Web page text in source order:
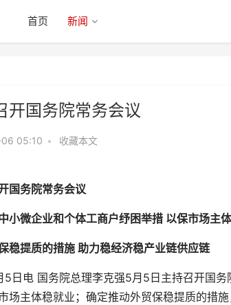
首页 新闻
开国务院常务会议
05:10 • 收藏本文
国务院常务会议
小微企业和个体工商户纾困举措 以保市场主
稳提质的措施 助力稳经济稳产业链供应链
电 国务院总理李克强5月5日主持召开国务
场主体稳就业；确定推动外贸保稳提质的措施